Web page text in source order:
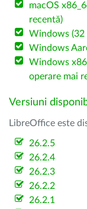
macOS
recentă)
Windows (32
Windows
Windows
operare mai
Versiuni
LibreOffice este
26.2.5
26.2.4
26.2.3
26.2.2
26.2.1